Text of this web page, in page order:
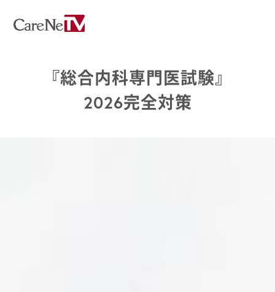
『総合内科専門医試験』
2026完全対策